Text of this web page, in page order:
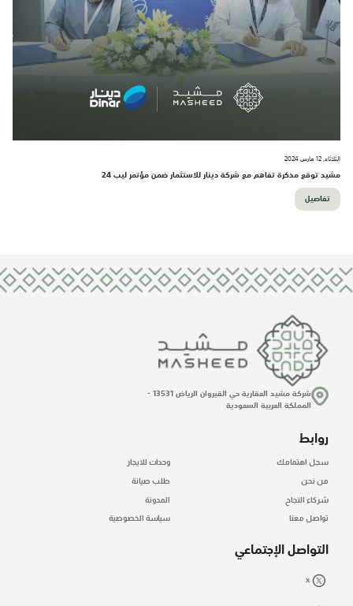
الثلاثاء, 12 مارس 2024
مشيد توقع مذكرة تفاهم مع شركة دينار للاستثمار ضمن مؤتمر ليب 24
تفاصيل
شركة مشيد العقارية حي القيروان الرياض 13531 -
المملكة العربية السعودية
روابط
سجل اهتمامك
من نحن
شركاء النجاح
تواصل معنا
وحدات للايجار
طلب صيانة
المدونة
سياسة الخصوصية
التواصل الإجتماعي
X